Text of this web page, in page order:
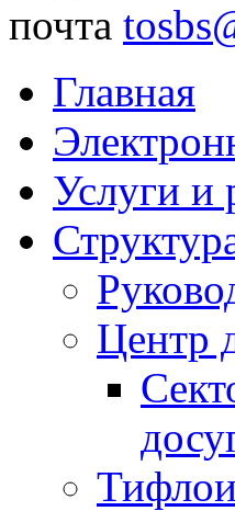
почта
Главная
Услуги и
Центр